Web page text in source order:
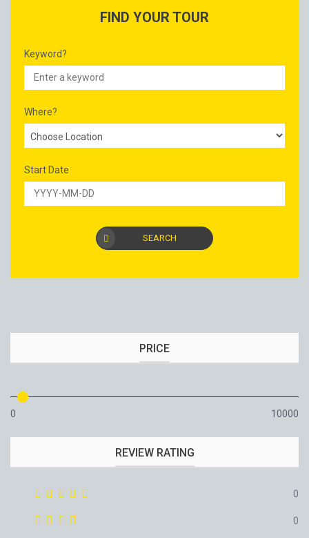
FIND YOUR TOUR
Keyword?
Where?
Start Date
SEARCH
PRICE
0 10000
REVIEW RATING
0
0